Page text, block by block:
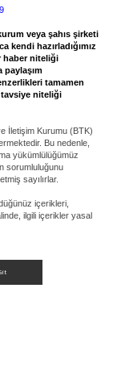
veya şahıs şirketi
kendi hazırladığımız
haber niteliği
paylaşım
tamamen
niteliği
İletişim Kurumu (BTK)
Bu nedenle,
yükümlülüğümüz
sorumluluğunu
sayılırlar.
içerikleri,
ilgili içerikler yasal